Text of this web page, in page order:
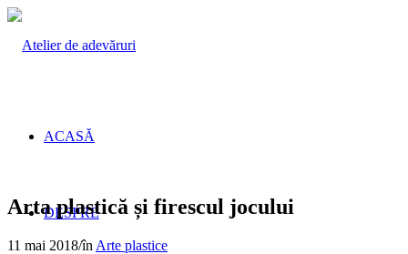
ACASĂ
DESPRE
Arta plastică și firescul jocului
11 mai 2018/în Arte plastice